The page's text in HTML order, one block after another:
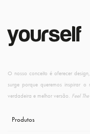
O nosso conceito é oferecer
surge porque queremos inspirar o
verdadeira e melhor versão. Feel
Produtos